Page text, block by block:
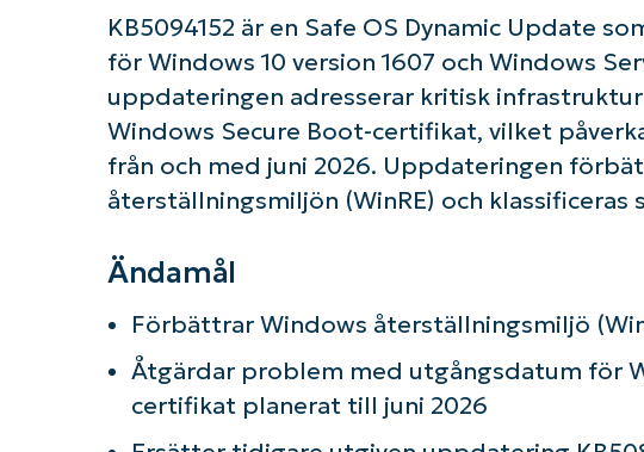
KB5094152 är en Safe OS Dynamic Update
för Windows 10 version 1607 och Windows
uppdateringen adresserar kritisk
Windows Secure Boot-certifikat, vilket
från och med juni 2026. Uppdateringen
återställningsmiljön (WinRE) och
Ändamål
Förbättrar Windows återställningsmiljö
Åtgärdar problem med utgångsdatum för
certifikat planerat till juni 2026
Kom